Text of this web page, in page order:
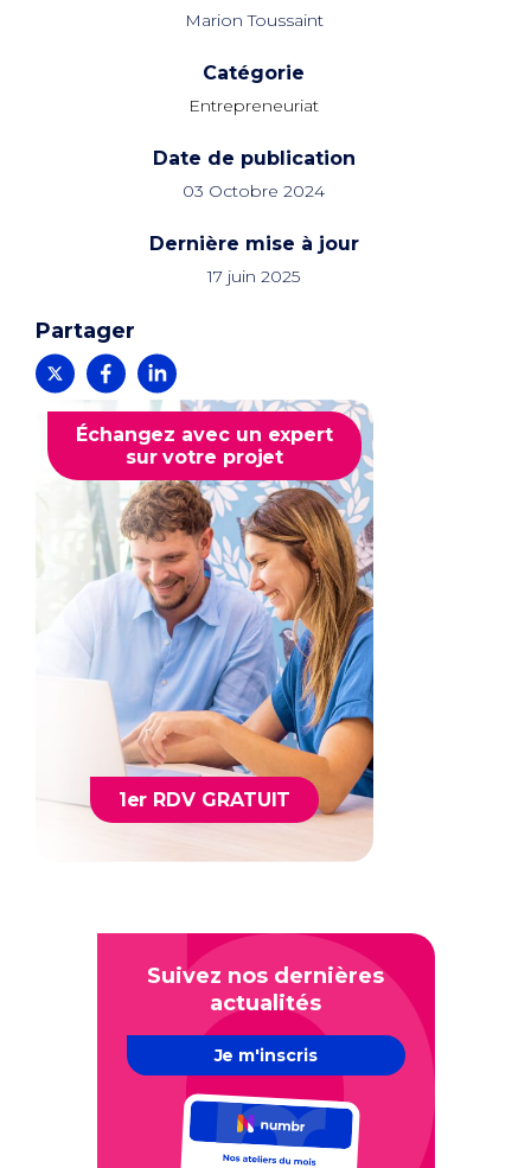
Marion Toussaint
Catégorie
Entrepreneuriat
Date de publication
03 Octobre 2024
Dernière mise à jour
17 juin 2025
Partager
Échangez avec un expert
sur votre projet
1er RDV GRATUIT
Suivez nos dernières
actualités
Je m'inscris